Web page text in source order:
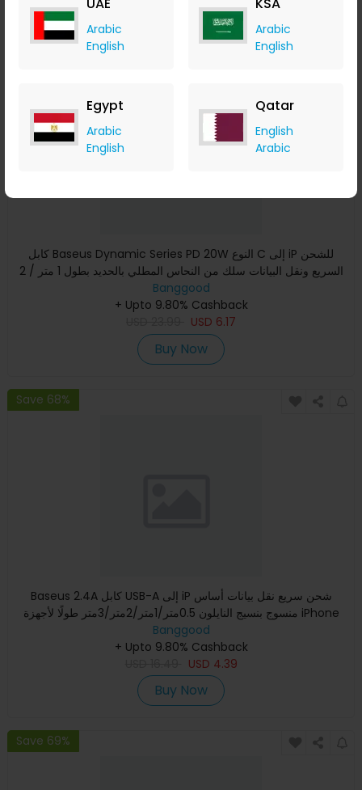
Arabic
English
Arabic
English
Egypt
Arabic
English
Qatar
English
Arabic
Buy Now
كابل Baseus Dynamic Series PD 20W النوع C إلى iP للشحن
السريع ونقل البيانات سلك من النحاس المطلي بالحديد بطول 1 متر / 2
Banggood
+ Upto 9.80% Cashback
USD 6.17
Buy Now
Save 68%
Baseus 2.4A كابل USB-A إلى iP شحن سريع نقل بيانات أساس
منسوج بنسيج النايلون 0.5متر/1متر/2متر/3متر طولًا لأجهزة iPhone
14
Banggood
+ Upto 9.80% Cashback
USD 4.39
Buy Now
Save 69%